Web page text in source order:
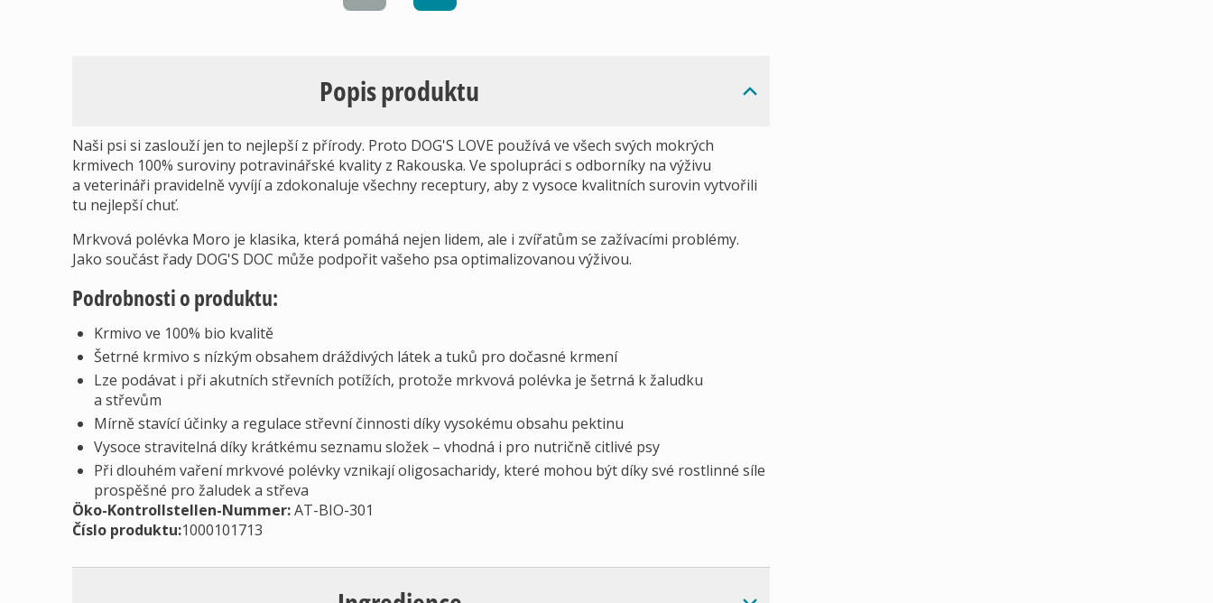
Popis produktu
Naši psi si zaslouží jen to nejlepší z přírody. Proto DOG'S LOVE používá ve všech svých mokrých
krmivech 100% suroviny potravinářské kvality z Rakouska. Ve spolupráci s odborníky na výživu
a veterináři pravidelně vyvíjí a zdokonaluje všechny receptury, aby z vysoce kvalitních surovin vytvořili
tu nejlepší chuť.
Mrkvová polévka Moro je klasika, která pomáhá nejen lidem, ale i zvířatům se zažívacími problémy.
Jako součást řady DOG'S DOC může podpořit vašeho psa optimalizovanou výživou.
Podrobnosti o produktu:
Krmivo ve 100% bio kvalitě
Šetrné krmivo s nízkým obsahem dráždivých látek a tuků pro dočasné krmení
Lze podávat i při akutních střevních potížích, protože mrkvová polévka je šetrná k žaludku
a střevům
Mírně stavící účinky a regulace střevní činnosti díky vysokému obsahu pektinu
Vysoce stravitelná díky krátkému seznamu složek – vhodná i pro nutričně citlivé psy
Při dlouhém vaření mrkvové polévky vznikají oligosacharidy, které mohou být díky své rostlinné síle
prospěšné pro žaludek a střeva
Öko-Kontrollstellen-Nummer:AT-BIO-301
Číslo produktu:1000101713